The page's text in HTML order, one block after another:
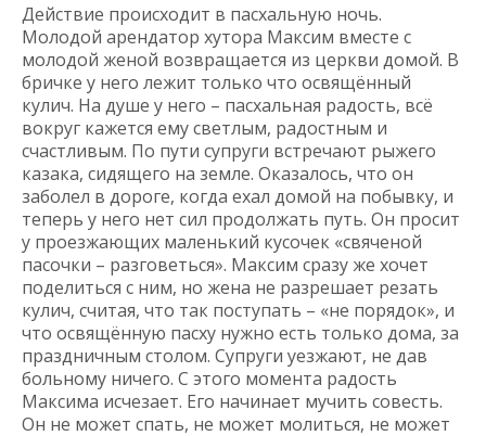
Действие происходит в пасхальную ночь.
Молодой арендатор хутора Максим вместе с
молодой женой возвращается из церкви домой. В
бричке у него лежит только что освящённый
кулич. На душе у него – пасхальная радость, всё
вокруг кажется ему светлым, радостным и
счастливым. По пути супруги встречают рыжего
казака, сидящего на земле. Оказалось, что он
заболел в дороге, когда ехал домой на побывку, и
теперь у него нет сил продолжать путь. Он просит
у проезжающих маленький кусочек «свяченой
пасочки – разговеться». Максим сразу же хочет
поделиться с ним, но жена не разрешает резать
кулич, считая, что так поступать – «не порядок», и
что освящённую пасху нужно есть только дома, за
праздничным столом. Супруги уезжают, не дав
больному ничего. С этого момента радость
Максима исчезает. Его начинает мучить совесть.
Он не может спать, не может молиться, не может